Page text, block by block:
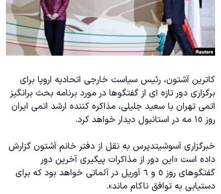
فرهنگ و زندگی
حقوق شهروندی
اقتصادی
اسرائیل در جنگ
گالری عکس
آرشیو پخش زنده
مستندها
انتخابات ریاست جمهوری آمریکا ۲۰۲۴
حمله جمهوری اسلامی به اسرائیل
ورزش زنان در ایران
اعتراضات زن، زندگی، آزادی
مجموعه مستندهای دادخواهی
دادگاه حمید نوری
چهل سال گروگان‌گیری
قانون شفافیت دارائی کادر رهبری ایران
دنبال کنید
زبانهای مختلف
کاترین آشتون، رئیس سیاست خارجی اتحادیه اروپا برای
برگزاری دور تازه ای از گفتگوها در مورد برنامه بحث برانگیز
اتمی تهران با سعید جلیلی، مذاکره کننده ارشد اتمی ایران
روز ١٥ مه در استانبول دیدار خواهد کرد.
خبرگزاری آسوشیتدپرس به نقل از دفتر خانم آشتون گزارش
داده است «این دور از مذاکرات پیگیری آخرین دور
گفتگوهای روز ٥ و ٦ آوریل در آلماتی خواهد بود که برای
دستیابی به توافق ناکام ماند».